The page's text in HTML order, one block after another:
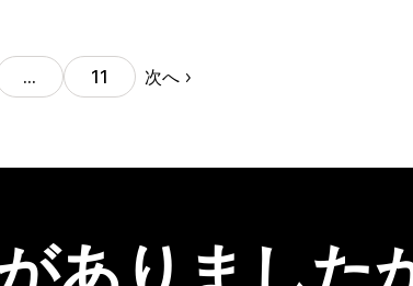
… 11 次へ